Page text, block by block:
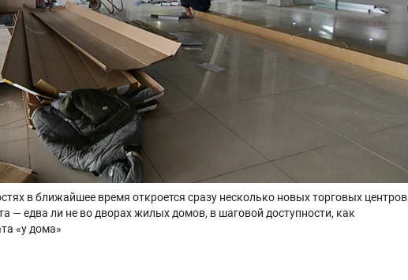
в ближайшее время откроется сразу несколько новых торговых центров
— едва ли не во дворах жилых домов, в шаговой доступности, как
«у дома»